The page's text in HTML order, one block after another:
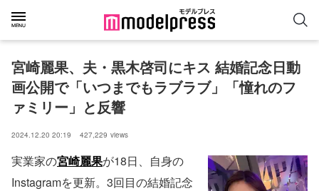
宮崎麗果、夫・黒木啓司にキス 結婚記念日動
画公開で「いつまでもラブラブ」「憧れのフ
ァミリー」と反響
2024.12.20 20:19 427,229 views
実業家の宮崎麗果が18日、自身の
Instagramを更新。3回目の結婚記念